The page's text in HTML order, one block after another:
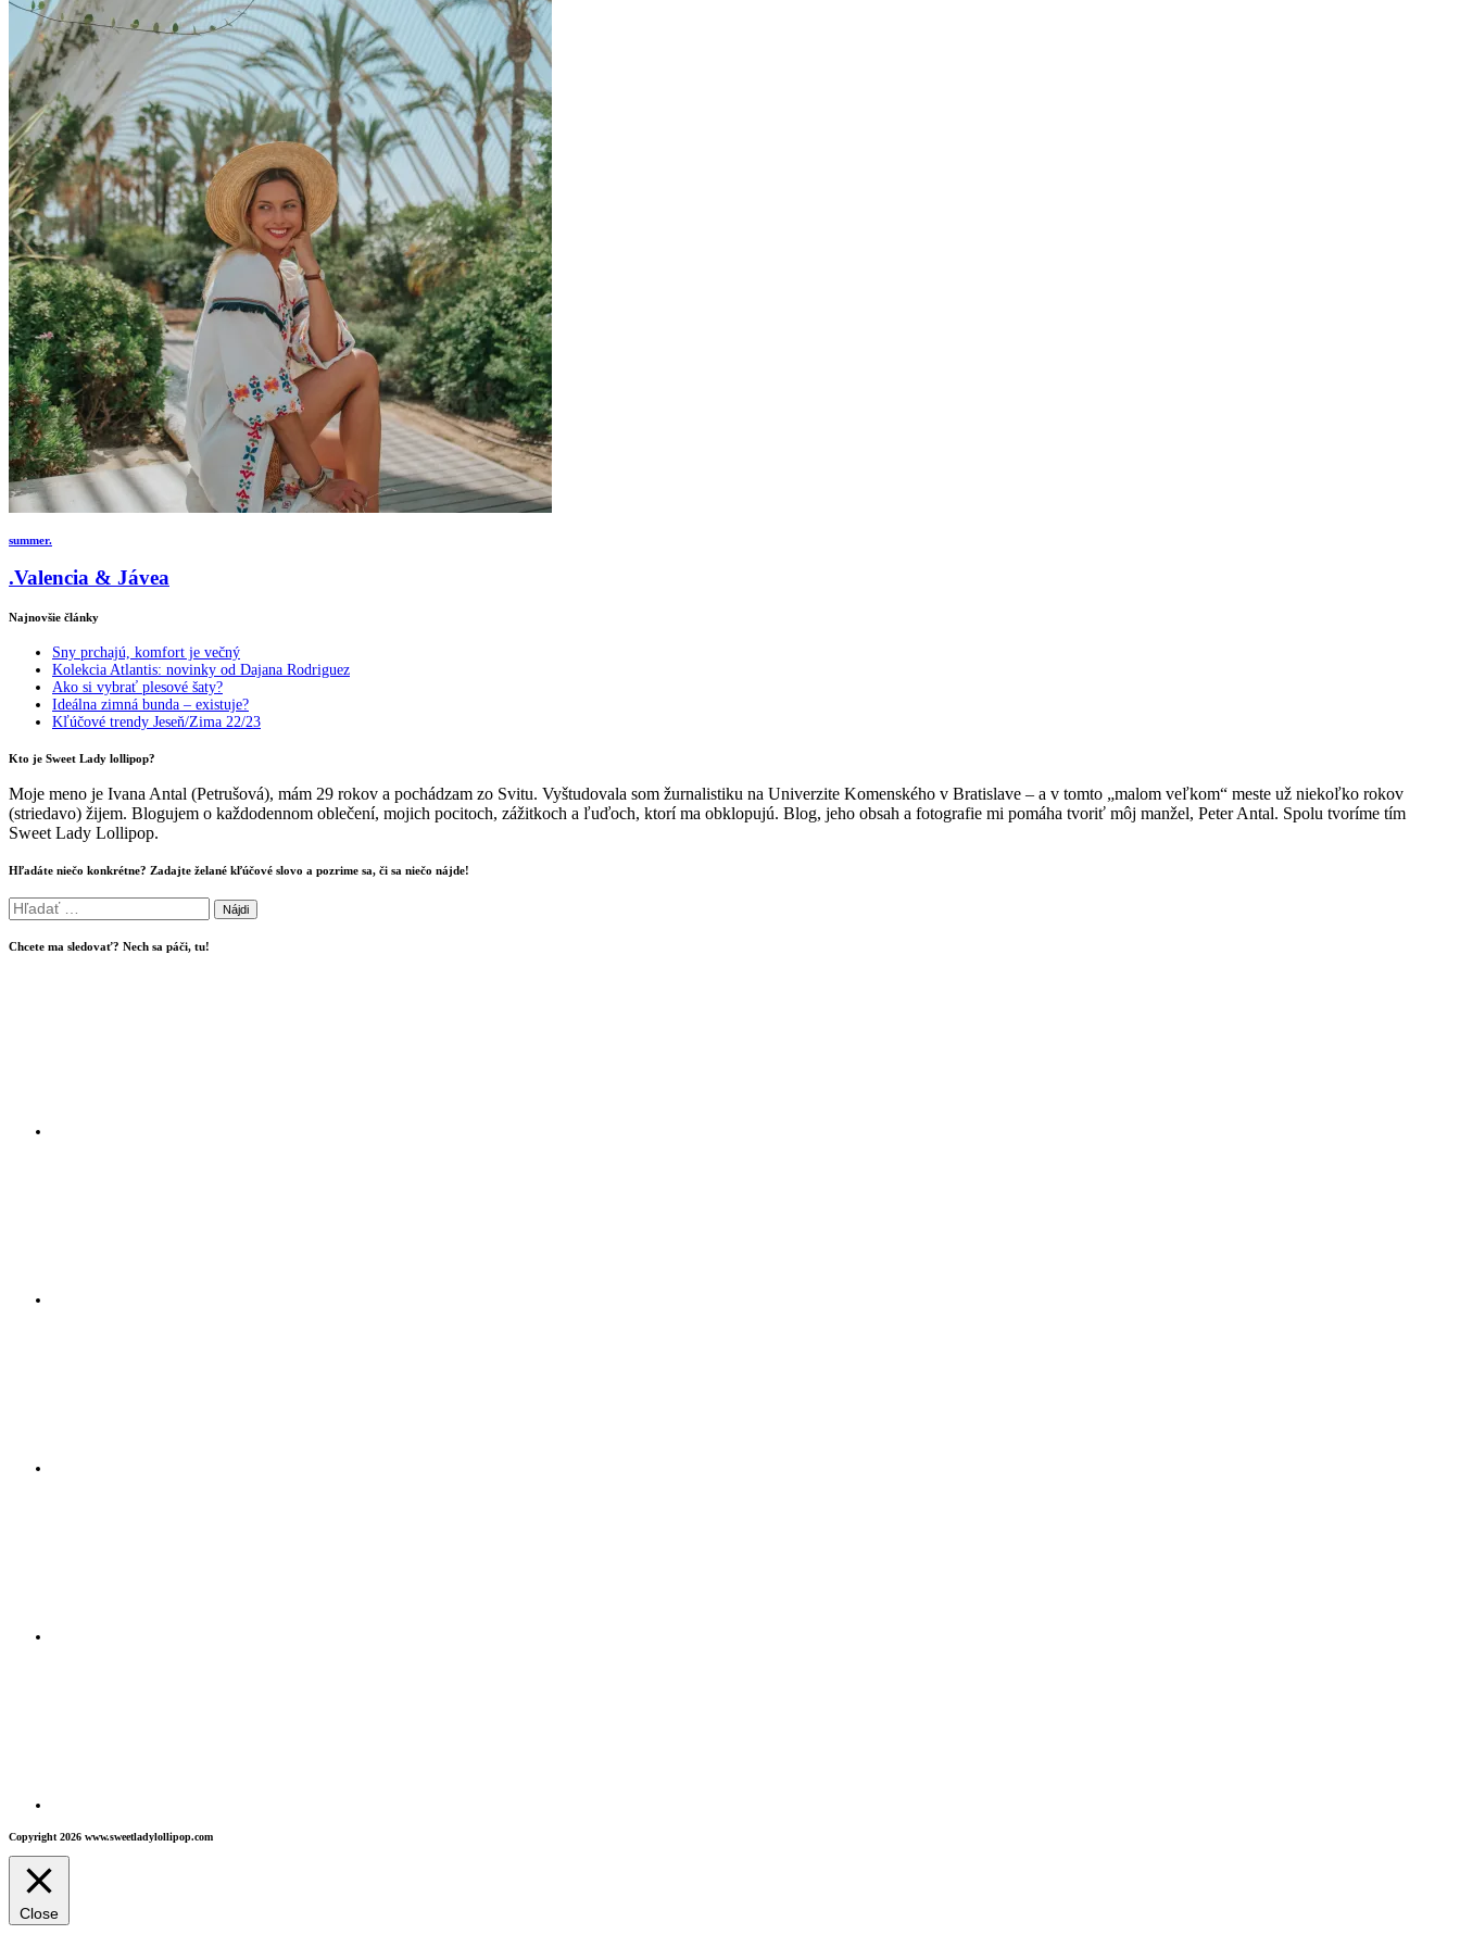
summer.
.Valencia & Jávea
Najnovšie články
Sny prchajú, komfort je večný
Kolekcia Atlantis: novinky od Dajana Rodriguez
Ako si vybrať plesové šaty?
Ideálna zimná bunda – existuje?
Kľúčové trendy Jeseň/Zima 22/23
Kto je Sweet Lady lollipop?
Moje meno je Ivana Antal (Petrušová), mám 29 rokov a pochádzam zo Svitu. Vyštudovala som žurnalistiku na Univerzite Komenského v Bratislave – a v tomto „malom veľkom“ meste už niekoľko rokov
(striedavo) žijem. Blogujem o každodennom oblečení, mojich pocitoch, zážitkoch a ľuďoch, ktorí ma obklopujú. Blog, jeho obsah a fotografie mi pomáha tvoriť môj manžel, Peter Antal. Spolu tvoríme tím
Sweet Lady Lollipop.
Hľadáte niečo konkrétne? Zadajte želané kľúčové slovo a pozrime sa, či sa niečo nájde!
Hľadať:
Chcete ma sledovať? Nech sa páči, tu!
Copyright 2026 www.sweetladylollipop.com
Close